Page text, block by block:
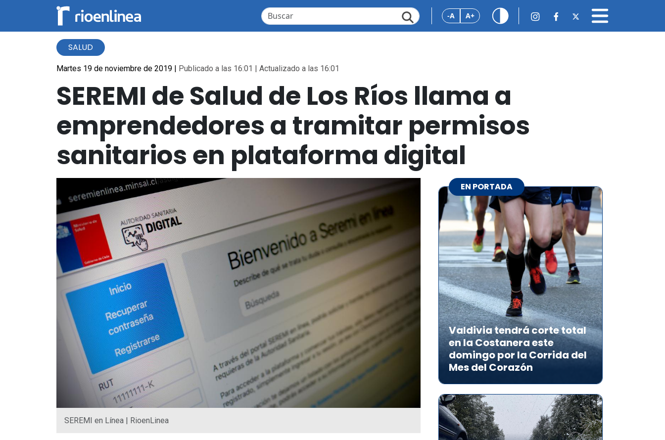
-A A+
SALUD
Martes 19 de noviembre de 2019 | Publicado a las 16:01 | Actualizado a las 16:01
SEREMI de Salud de Los Ríos llama a
emprendedores a tramitar permisos
sanitarios en plataforma digital
SEREMI en Línea | RioenLinea
EN PORTADA
Valdivia tendrá corte total
en la Costanera este
domingo por la Corrida del
Mes del Corazón